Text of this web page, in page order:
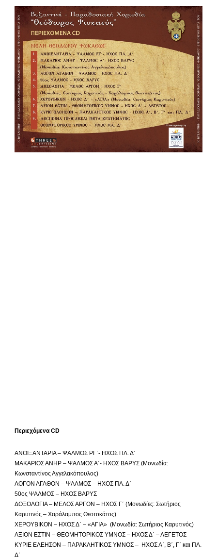
Περιεχόμενα CD
ΑΝΟΙΞΑΝΤΑΡΙΑ – ΨΑΛΜΟΣ ΡΓ΄- ΗΧΟΣ ΠΛ. Δ΄
ΜΑΚΑΡΙΟΣ ΑΝΗΡ – ΨΑΛΜΟΣ Α΄- ΗΧΟΣ ΒΑΡΥΣ (Μονωδία:
Κωνσταντίνος Αγγελακόπουλος)
ΛΟΓΟΝ ΑΓΑΘΟΝ – ΨΑΛΜΟΣ – ΗΧΟΣ ΠΛ. Δ΄
50ος ΨΑΛΜΟΣ – ΗΧΟΣ ΒΑΡΥΣ
ΔΟΞΟΛΟΓΙΑ – ΜΕΛΟΣ ΑΡΓΟΝ – ΗΧΟΣ Γ΄ (Μονωδίες: Σωτήριος
Καρυτινός – Χαράλαμπος Θεοτοκάτος)
ΧΕΡΟΥΒΙΚΟΝ – ΗΧΟΣ Δ΄ – «ΑΓΙΑ» (Μονωδία: Σωτήριος Καρυτινός)
ΑΞΙΟΝ ΕΣΤΙΝ – ΘΕΟΜΗΤΟΡΙΚΟΣ ΥΜΝΟΣ – ΗΧΟΣ Δ΄ – ΛΕΓΕΤΟΣ
ΚΥΡΙΕ ΕΛΕΗΣΟΝ – ΠΑΡΑΚΛΗΤΙΚΟΣ ΥΜΝΟΣ – ΗΧΟΣ Α΄, Β΄, Γ΄ και ΠΛ.
Δ΄